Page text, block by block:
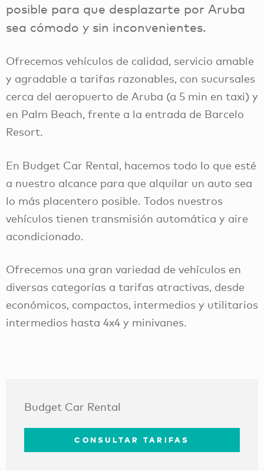
posible para que desplazarte por Aruba
sea cómodo y sin inconvenientes.
Ofrecemos vehículos de calidad, servicio amable
y agradable a tarifas razonables, con sucursales
cerca del aeropuerto de Aruba (a 5 min en taxi) y
en Palm Beach, frente a la entrada de Barcelo
Resort.
En Budget Car Rental, hacemos todo lo que esté
a nuestro alcance para que alquilar un auto sea
lo más placentero posible. Todos nuestros
vehículos tienen transmisión automática y aire
acondicionado.
Ofrecemos una gran variedad de vehículos en
diversas categorías a tarifas atractivas, desde
económicos, compactos, intermedios y utilitarios
intermedios hasta 4x4 y minivanes.
Budget Car Rental
CONSULTAR TARIFAS